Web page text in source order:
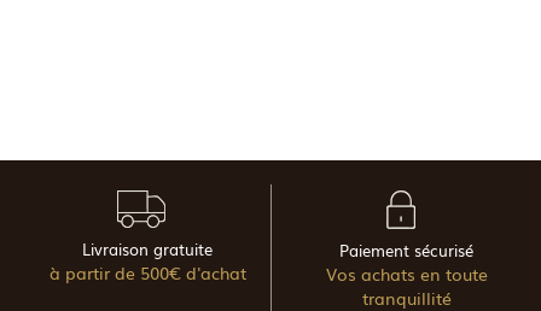
Livraison gratuite
à partir de 500€ d'achat
Paiement sécurisé
Vos achats en toute
tranquillité